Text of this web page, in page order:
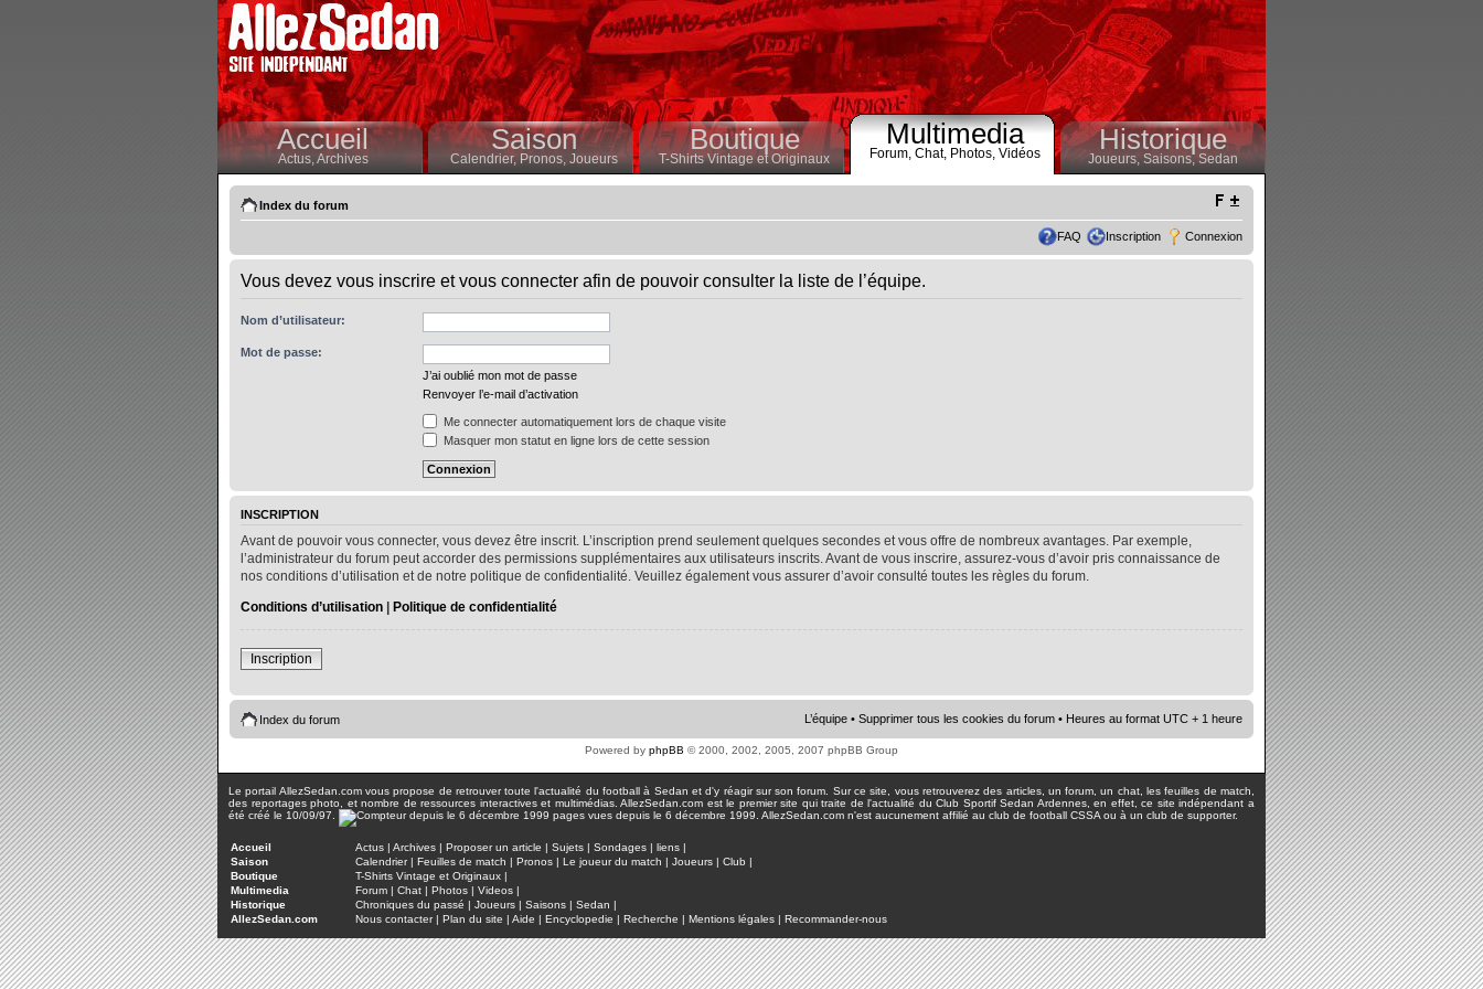
Accueil
Actus,Archives
Saison
Calendrier,Pronos, Joueurs
Boutique
T-Shirts Vintage et Originaux
Multimedia
Forum, Chat, Photos, Vidéos Historique
Joueurs, Saisons,Sedan
Index du forum
FAQ Inscription Connexion
Vous devez vous inscrire et vous connecter afin de pouvoir consulter la liste de l’équipe.
Nom d’utilisateur:
Mot de passe:
J’ai oublié mon mot de passe
Renvoyer l’e-mail d’activation
Me connecter automatiquement lors de chaque visite
Masquer mon statut en ligne lors de cette session
INSCRIPTION
Avant de pouvoir vous connecter, vous devez être inscrit. L’inscription prend seulement quelques secondes et vous offre de nombreux avantages. Par exemple,
l’administrateur du forum peut accorder des permissions supplémentaires aux utilisateurs inscrits. Avant de vous inscrire, assurez-vous d’avoir pris connaissance de
nos conditions d’utilisation et de notre politique de confidentialité. Veuillez également vous assurer d’avoir consulté toutes les règles du forum.
Conditions d’utilisation | Politique de confidentialité
Inscription
Index du forum L’équipe • Supprimer tous les cookies du forum • Heures au format UTC + 1 heure
Powered by phpBB © 2000, 2002, 2005, 2007 phpBB Group
Le portail AllezSedan.com vous propose de retrouver toute l'actualité du football à Sedan et d'y réagir sur son forum. Sur ce site, vous retrouverez des articles, un forum, un chat, les feuilles de match,
des reportages photo, et nombre de ressources interactives et multimédias. AllezSedan.com est le premier site qui traite de l'actualité du Club Sportif Sedan Ardennes, en effet, ce site indépendant a
été créé le 10/09/97.
pages vues depuis le 6 décembre 1999. AllezSedan.com n'est aucunement affilié au club de football CSSA ou à un club de supporter.
Accueil Actus | Archives | Proposer un article | Sujets | Sondages | liens |
Saison
Calendrier| Feuilles de match | Pronos | Le joueur du match | Joueurs | Club |
Boutique
T-Shirts Vintage et Originaux |
Multimedia
Forum | Chat | Photos | Videos |
Historique
Chroniques du passé | Joueurs | Saisons | Sedan |
AllezSedan.com
Nous contacter| Plan du site | Aide | Encyclopedie | Recherche | Mentions légales | Recommander-nous